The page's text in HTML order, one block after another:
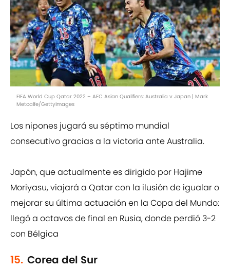
FIFA World Cup Qatar 2022 – AFC Asian Qualifiers: Australia v Japan | Mark
Metcalfe/GettyImages
Los nipones jugará su séptimo mundial
consecutivo gracias a la victoria ante Australia.
Japón, que actualmente es dirigido por Hajime
Moriyasu, viajará a Qatar con la ilusión de igualar o
mejorar su última actuación en la Copa del Mundo:
llegó a octavos de final en Rusia, donde perdió 3-2
con Bélgica
15. Corea del Sur